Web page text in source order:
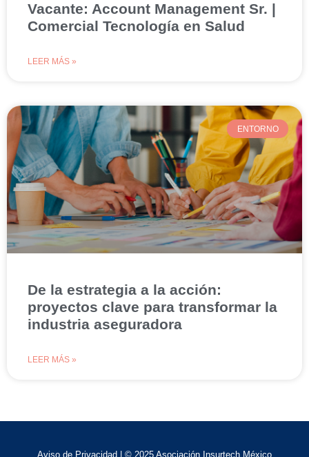
Vacante: Account Management Sr. |
Comercial Tecnología en Salud
LEER MÁS »
ENTORNO
De la estrategia a la acción:
proyectos clave para transformar la
industria aseguradora
LEER MÁS »
Aviso de Privacidad | © 2025 Asociación Insurtech México